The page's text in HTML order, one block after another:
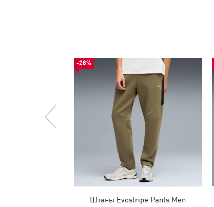
-28%
Штаны Evostripe Pants Men